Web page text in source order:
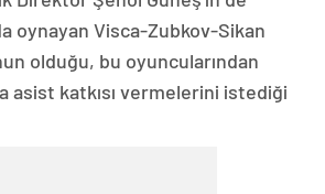
oynayan Visca-Zubkov-Sikan
olduğu, bu oyuncularından
asist katkısı vermelerini istediği